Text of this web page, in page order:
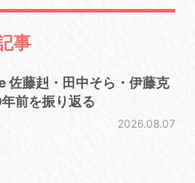
事
佐藤赳・田中そら・伊藤克
前を振り返る
2026.08.07